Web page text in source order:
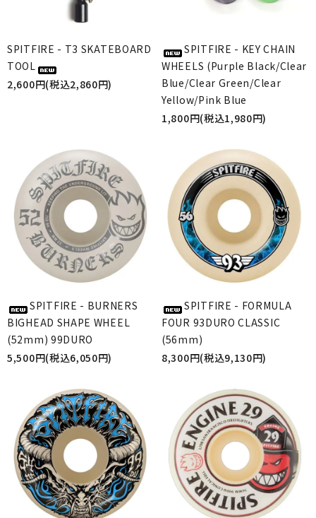
SPITFIRE - T3 SKATEBOARD
TOOL
2,600円(税込2,860円)
SPITFIRE - KEY CHAIN
WHEELS (Purple Black/Clear
Blue/Clear Green/Clear
Yellow/Pink Blue
1,800円(税込1,980円)
SPITFIRE - BURNERS
BIGHEAD SHAPE WHEEL
(52mm) 99DURO
5,500円(税込6,050円)
SPITFIRE - FORMULA
FOUR 93DURO CLASSIC
(56mm)
8,300円(税込9,130円)